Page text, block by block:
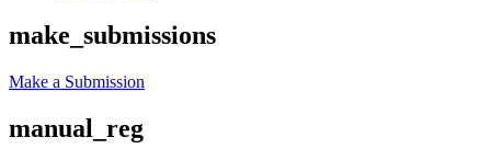
make_submissions
Make a Submission
manual_reg